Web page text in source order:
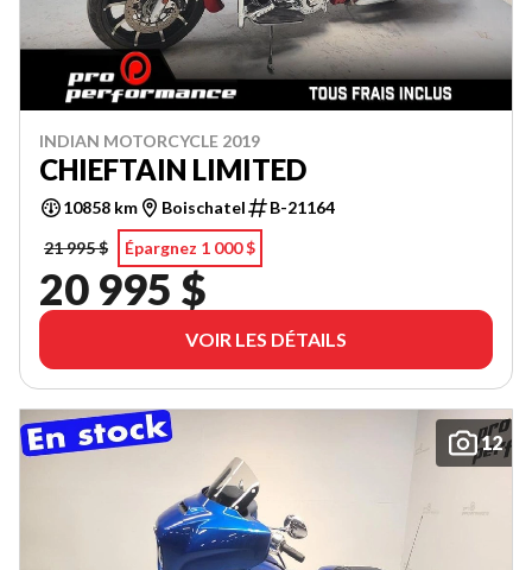
INDIAN MOTORCYCLE 2019
CHIEFTAIN LIMITED
10858 km Boischatel
B-21164
21 995 $
Épargnez 1 000 $
20 995 $
VOIR LES DÉTAILS
12